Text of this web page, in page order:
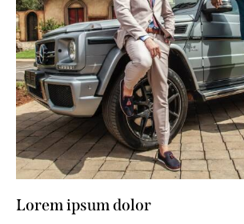
Lorem ipsum dolor